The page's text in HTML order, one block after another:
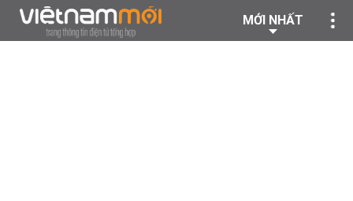
MỚI NHẤT